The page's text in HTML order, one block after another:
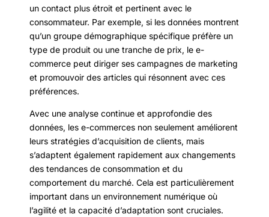
un contact plus étroit et pertinent avec le
consommateur. Par exemple, si les données montrent
qu’un groupe démographique spécifique préfère un
type de produit ou une tranche de prix, le e-
commerce peut diriger ses campagnes de marketing
et promouvoir des articles qui résonnent avec ces
préférences.
Avec une analyse continue et approfondie des
données, les e-commerces non seulement améliorent
leurs stratégies d’acquisition de clients, mais
s’adaptent également rapidement aux changements
des tendances de consommation et du
comportement du marché. Cela est particulièrement
important dans un environnement numérique où
l’agilité et la capacité d’adaptation sont cruciales.